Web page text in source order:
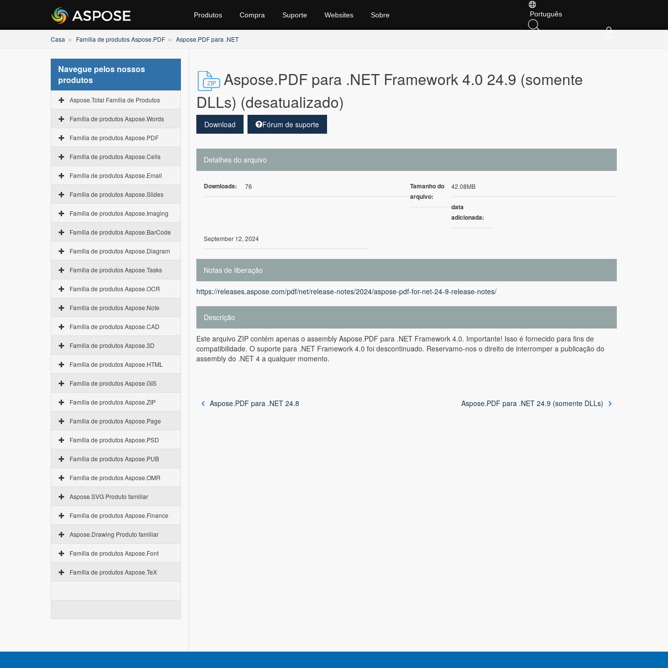
Português
Produtos Compra Suporte Websites Sobre
Casa Família de produtos Aspose.PDF Aspose.PDF para .NET
Navegue pelos nossos
produtos
Aspose.Total Família de Produtos
Família de produtos Aspose.Words
Família de produtos Aspose.PDF
Família de produtos Aspose.Cells
Família de produtos Aspose.Email
Família de produtos Aspose.Slides
Família de produtos Aspose.Imaging
Família de produtos Aspose.BarCode
Família de produtos Aspose.Diagram
Família de produtos Aspose.Tasks
Família de produtos Aspose.OCR
Família de produtos Aspose.Note
Família de produtos Aspose.CAD
Família de produtos Aspose.3D
Família de produtos Aspose.HTML
Família de produtos Aspose.GIS
Família de produtos Aspose.ZIP
Família de produtos Aspose.Page
Família de produtos Aspose.PSD
Família de produtos Aspose.PUB
Família de produtos Aspose.OMR
Aspose.SVG Produto familiar
Família de produtos Aspose.Finance
Aspose.Drawing Produto familiar
Família de produtos Aspose.Font
Família de produtos Aspose.TeX
Aspose.PDF para .NET Framework 4.0 24.9 (somente
DLLs) (desatualizado)
Download Fórum de suporte
Detalhes do arquivo
Downloads: 76
Tamanho do
arquivo:
42.08MB
data
adicionada:
September 12, 2024
Notas de liberação
https://releases.aspose.com/pdf/net/release-notes/2024/aspose-pdf-for-net-24-9-release-notes/
Descrição
Este arquivo ZIP contém apenas o assembly Aspose.PDF para .NET Framework 4.0. Importante! Isso é fornecido para fins de
compatibilidade. O suporte para .NET Framework 4.0 foi descontinuado. Reservamo-nos o direito de interromper a publicação do
assembly do .NET 4 a qualquer momento.
Aspose.PDF para .NET 24.8 Aspose.PDF para .NET 24.9 (somente DLLs)